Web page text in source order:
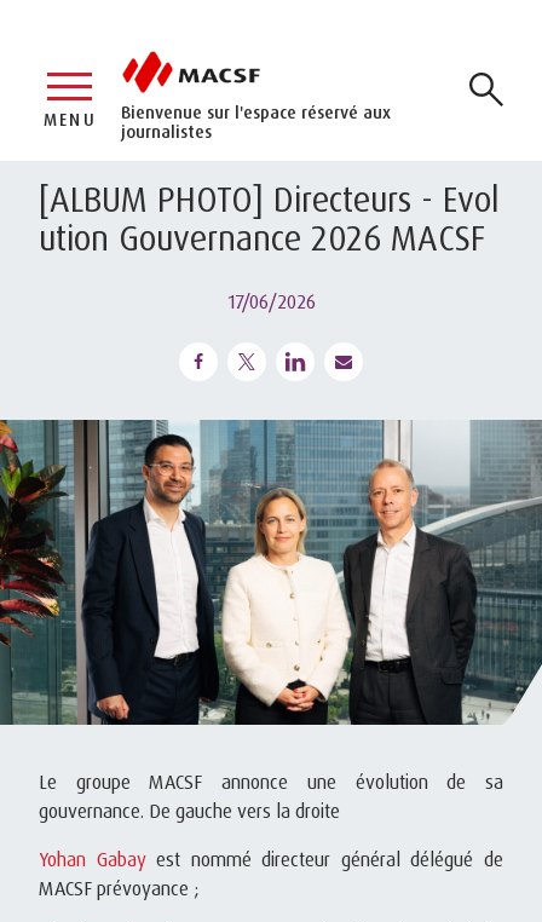
Bienvenue sur l'espace réservé aux
journalistes
MENU
[ALBUM PHOTO] Directeurs - Evol
ution Gouvernance 2026 MACSF
17/06/2026
Le groupe MACSF annonce une évolution de sa
gouvernance. De gauche vers la droite
Yohan Gabayest nommé directeur général délégué de
MACSF prévoyance ;